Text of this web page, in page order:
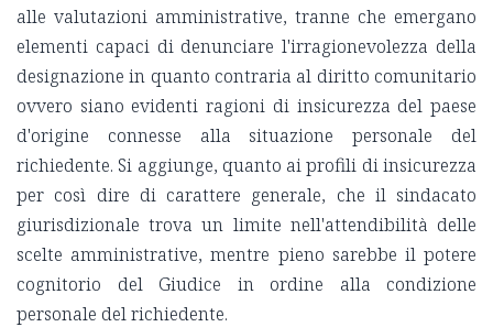
alle valutazioni amministrative, tranne che emergano
elementi capaci di denunciare l'irragionevolezza della
designazione in quanto contraria al diritto comunitario
ovvero siano evidenti ragioni di insicurezza del paese
d'origine connesse alla situazione personale del
richiedente. Si aggiunge, quanto ai profili di insicurezza
per così dire di carattere generale, che il sindacato
giurisdizionale trova un limite nell'attendibilità delle
scelte amministrative, mentre pieno sarebbe il potere
cognitorio del Giudice in ordine alla condizione
personale del richiedente.